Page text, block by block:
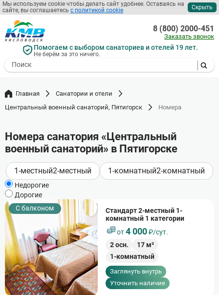
Мы используем cookie чтобы делать сайт удобнее. Оставаясь на
сайте, вы соглашаетесь с политикой cookie Скрыть
Перейти
основному
содержаниюПомогаем с выбором санаториев и отелей 19 лет.
Не берём за это ничего.
- I agree to the processing of my
8 (800) 2000-451
Заказать звонок
Главная
Санатории и отели
Центральный военный санаторий, Пятигорск
Номера
Номера санатория «Центральный
военный санаторий» в Пятигорске
1-местный2-местный 1-комнатный2-комнатный
Недорогие
Дорогие
C балконом
Стандарт 2-местный 1-
комнатный 1 категории
от4 000₽/сут.
2осн. 17м²
1-комнатный
Заглянуть внутрь
Уточнить наличие